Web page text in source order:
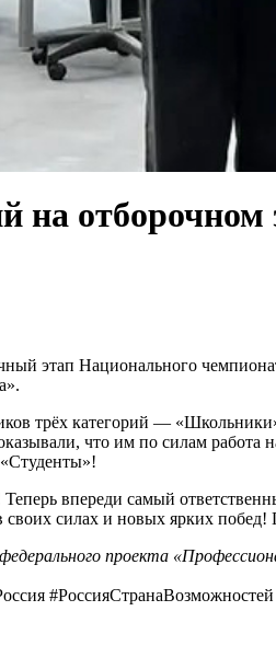
отборочном
этап Национального
трёх категорий —
что им по силам
впереди самый
силах и новых ярких
проекта